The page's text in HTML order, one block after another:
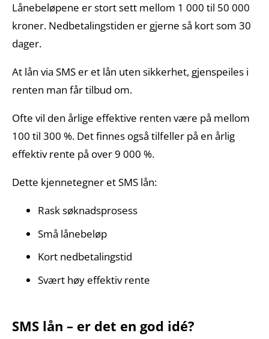
Lånebeløpene er stort sett mellom 1 000 til 50 000
kroner. Nedbetalingstiden er gjerne så kort som 30
dager.
At lån via SMS er et lån uten sikkerhet, gjenspeiles i
renten man får tilbud om.
Ofte vil den årlige effektive renten være på mellom
100 til 300 %. Det finnes også tilfeller på enårlig
effektiv rente på over 9 000 %.
Dette kjennetegner et SMS lån:
Rask søknadsprosess
Små lånebeløp
Kort nedbetalingstid
Svært høy effektiv rente
SMS lån – er det en god idé?